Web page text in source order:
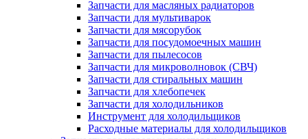
Запчасти для масляных радиаторов
Запчасти для мультиварок
Запчасти для мясорубок
Запчасти для посудомоечных машин
Запчасти для пылесосов
Запчасти для микроволновок (СВЧ)
Запчасти для стиральных машин
Запчасти для хлебопечек
Запчасти для холодильников
Инструмент для холодильщиков